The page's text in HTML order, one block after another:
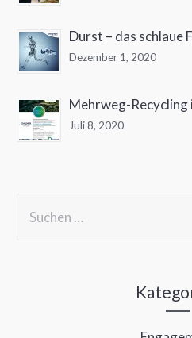
Durst – das schlaue
Dezember 1, 2020
Mehrweg-
Juli 8, 2020